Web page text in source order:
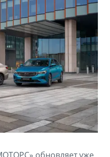
MONJARO
от 4 349 990 ₽*
GEELY EX5
от 3 769 990 ₽*